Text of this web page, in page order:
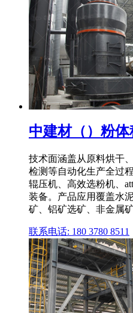
中建材（）粉
技术面涵盖从原料烘干
检测等自动化生产全过
辊压机、高效选粉机、
装备。产品应用覆盖水
矿、铝矿选矿、非金属
联系电话: 180 3780 8511